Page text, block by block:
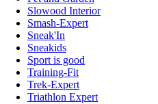
Slowood Interior
Smash-Expert
Sneak'In
Sneakids
Sport is good
Training-Fit
Trek-Expert
Triathlon Expert